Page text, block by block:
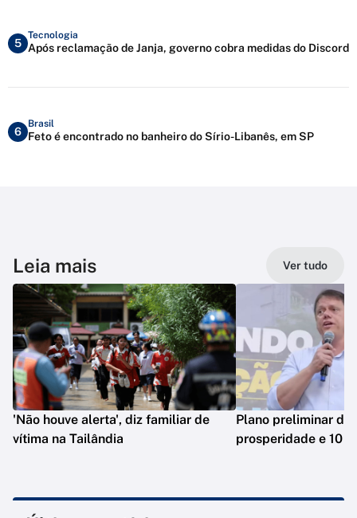
5
Tecnologia
Após reclamação de Janja, governo cobra medidas do Discord
6
Brasil
Feto é encontrado no banheiro do Sírio-Libanês, em SP
Leia mais Ver tudo
'Não houve alerta', diz familiar de
vítima na Tailândia
Plano preliminar de
prosperidade e 10